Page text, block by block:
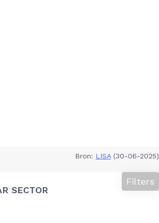
Bron: LISA(30-06-2025)
SECTOR
Filters